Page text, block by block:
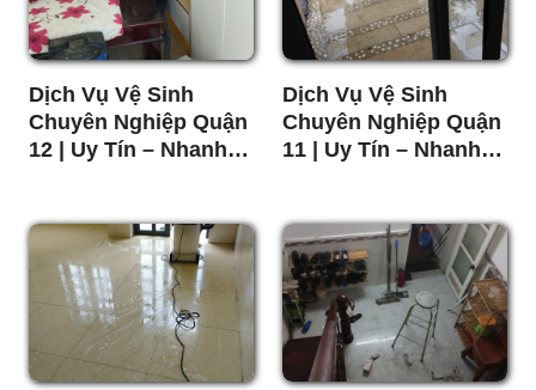
Dịch Vụ Vệ Sinh
Chuyên Nghiệp Quận
12 | Uy Tín – Nhanh –
Dịch Vụ Vệ Sinh
Chuyên Nghiệp Quận
11 | Uy Tín – Nhanh –